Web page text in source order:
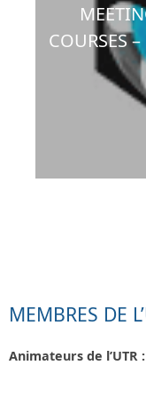
COURSES
MEMBRES DE
Animateurs de l’UTR :